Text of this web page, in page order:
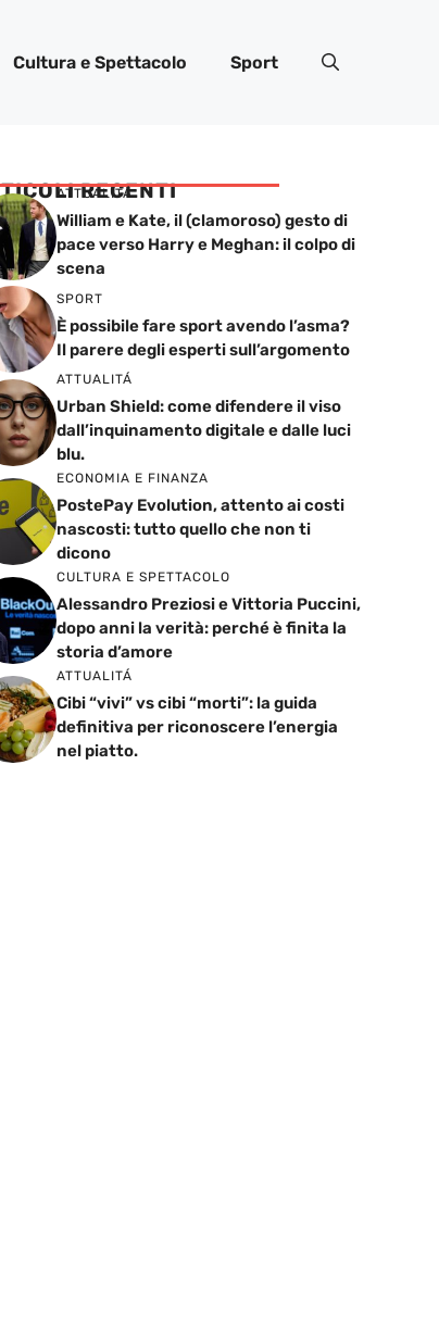
Cultura e Spettacolo Sport
RECENTI
ATTUALITÁ
William e Kate, il (clamoroso) gesto di
pace verso Harry e Meghan: il colpo di
scena
SPORT
È possibile fare sport avendo l’asma?
Il parere degli esperti sull’argomento
ATTUALITÁ
Urban Shield: come difendere il viso
dall’inquinamento digitale e dalle luci
blu.
ECONOMIA E FINANZA
PostePay Evolution, attento ai costi
nascosti: tutto quello che non ti
dicono
CULTURA E SPETTACOLO
Alessandro Preziosi e Vittoria Puccini,
dopo anni la verità: perché è finita la
storia d’amore
ATTUALITÁ
Cibi “vivi” vs cibi “morti”: la guida
definitiva per riconoscere l’energia
nel piatto.